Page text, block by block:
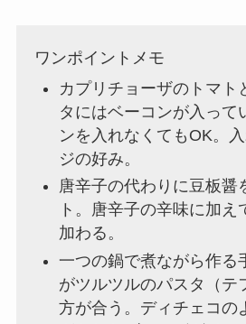
ワンポイントメモ
カプリチョーザのトマト
タにはベーコンが入って
ンを入れなくてもOK。
ジの好み。
唐辛子の代わりに豆板醤
ト。唐辛子の辛味に加
加わる。
一つの鍋で煮ながら作る
がツルツルのパスタ（テ
方が合う。ディチェコの